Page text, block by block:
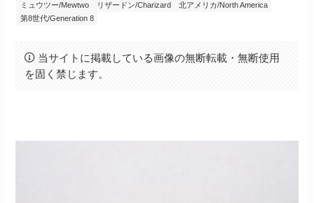
ミュウツー/Mewtwo
リザードン/Charizard
北アメリカ/North America
第8世代/Generation 8
当サイトに掲載している画像の無断転載・無断使用
を固く禁じます。